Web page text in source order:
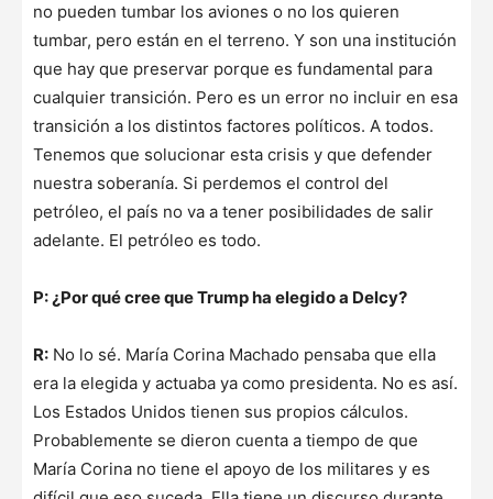
no pueden tumbar los aviones o no los quieren
tumbar, pero están en el terreno. Y son una institución
que hay que preservar porque es fundamental para
cualquier transición. Pero es un error no incluir en esa
transición a los distintos factores políticos. A todos.
Tenemos que solucionar esta crisis y que defender
nuestra soberanía. Si perdemos el control del
petróleo, el país no va a tener posibilidades de salir
adelante. El petróleo es todo.
P: ¿Por qué cree que Trump ha elegido a Delcy?
R: No lo sé. María Corina Machado pensaba que ella
era la elegida y actuaba ya como presidenta. No es así.
Los Estados Unidos tienen sus propios cálculos.
Probablemente se dieron cuenta a tiempo de que
María Corina no tiene el apoyo de los militares y es